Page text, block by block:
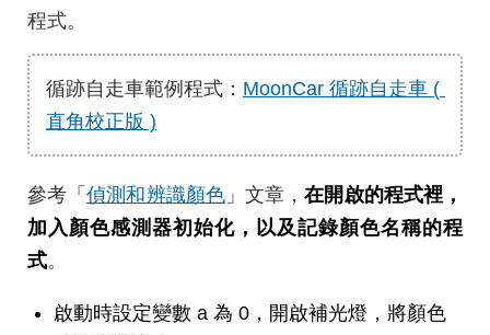
程式。
循跡自走車範例程式： MoonCar 循跡自走車 (
直角校正版 )
參考「偵測和辨識顏色」文章，在開啟的程式裡，
加入顏色感測器初始化，以及記錄顏色名稱的程
式。
啟動時設定變數 a 為 0，開啟補光燈，將顏色